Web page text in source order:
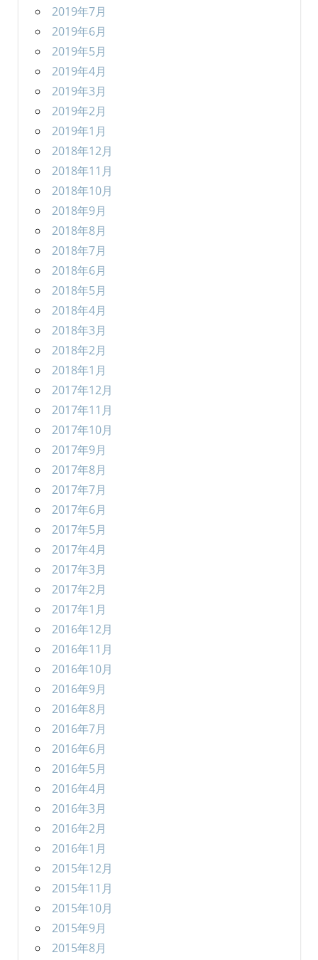
2019年7月
2019年6月
2019年5月
2019年4月
2019年3月
2019年2月
2019年1月
2018年12月
2018年11月
2018年10月
2018年9月
2018年8月
2018年7月
2018年6月
2018年5月
2018年4月
2018年3月
2018年2月
2018年1月
2017年12月
2017年11月
2017年10月
2017年9月
2017年8月
2017年7月
2017年6月
2017年5月
2017年4月
2017年3月
2017年2月
2017年1月
2016年12月
2016年11月
2016年10月
2016年9月
2016年8月
2016年7月
2016年6月
2016年5月
2016年4月
2016年3月
2016年2月
2016年1月
2015年12月
2015年11月
2015年10月
2015年9月
2015年8月